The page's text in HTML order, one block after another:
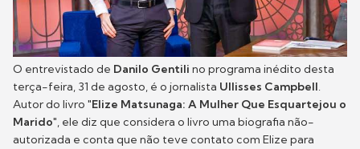
O entrevistado de Danilo Gentili no programa inédito desta
terça-feira, 31 de agosto, é o jornalista Ullisses Campbell.
Autor do livro "Elize Matsunaga: A Mulher Que Esquartejou o
Marido", ele diz que considera o livro uma biografia não-
autorizada e conta que não teve contato com Elize para